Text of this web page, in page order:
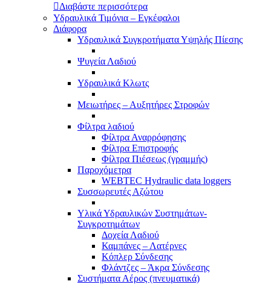
Διαβάστε περισσότερα
Υδραυλικά Τιμόνια – Εγκέφαλοι
Διάφορα
Υδραυλικά Συγκροτήματα Υψηλής Πίεσης
Ψυγεία Λαδιού
Υδραυλικά Κλωτς
Μειωτήρες – Αυξητήρες Στροφών
Φίλτρα λαδιού
Φίλτρα Αναρρόφησης
Φίλτρα Επιστροφής
Φίλτρα Πιέσεως (γραμμής)
Παροχόμετρα
WEBTEC Hydraulic data loggers
Συσσωρευτές Αζώτου
Υλικά Υδραυλικών Συστημάτων-
Συγκροτημάτων
Δοχεία Λαδιού
Καμπάνες – Λατέρνες
Κόπλερ Σύνδεσης
Φλάντζες – Άκρα Σύνδεσης
Συστήματα Αέρος (πνευματικά)